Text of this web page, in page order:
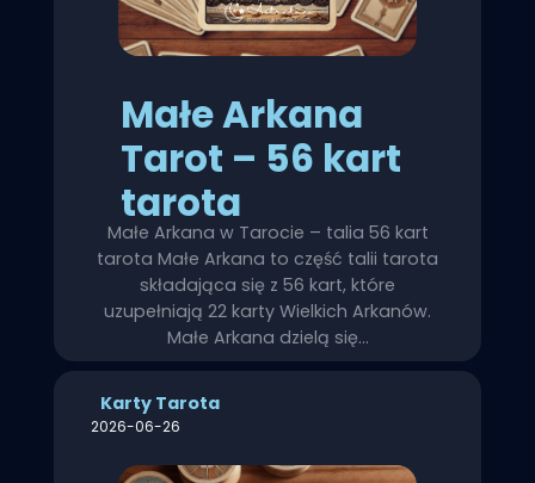
Małe Arkana
Tarot – 56 kart
tarota
Małe Arkana w Tarocie – talia 56 kart
tarota Małe Arkana to część talii tarota
składająca się z 56 kart, które
uzupełniają 22 karty Wielkich Arkanów.
Małe Arkana dzielą się…
Karty Tarota
2026-06-26